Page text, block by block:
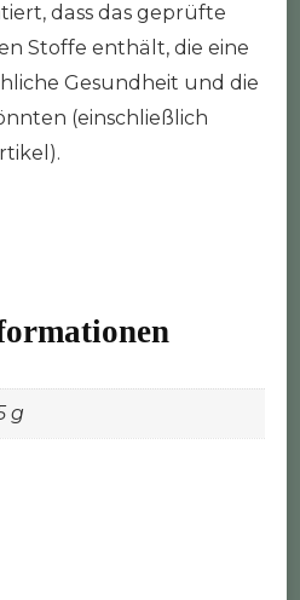
dass das geprüfte
Stoffe enthält, die eine
Gesundheit und die
(einschließlich
g